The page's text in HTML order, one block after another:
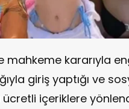
mahkeme kararıyla
giriş yaptığı ve
ücretli içeriklere